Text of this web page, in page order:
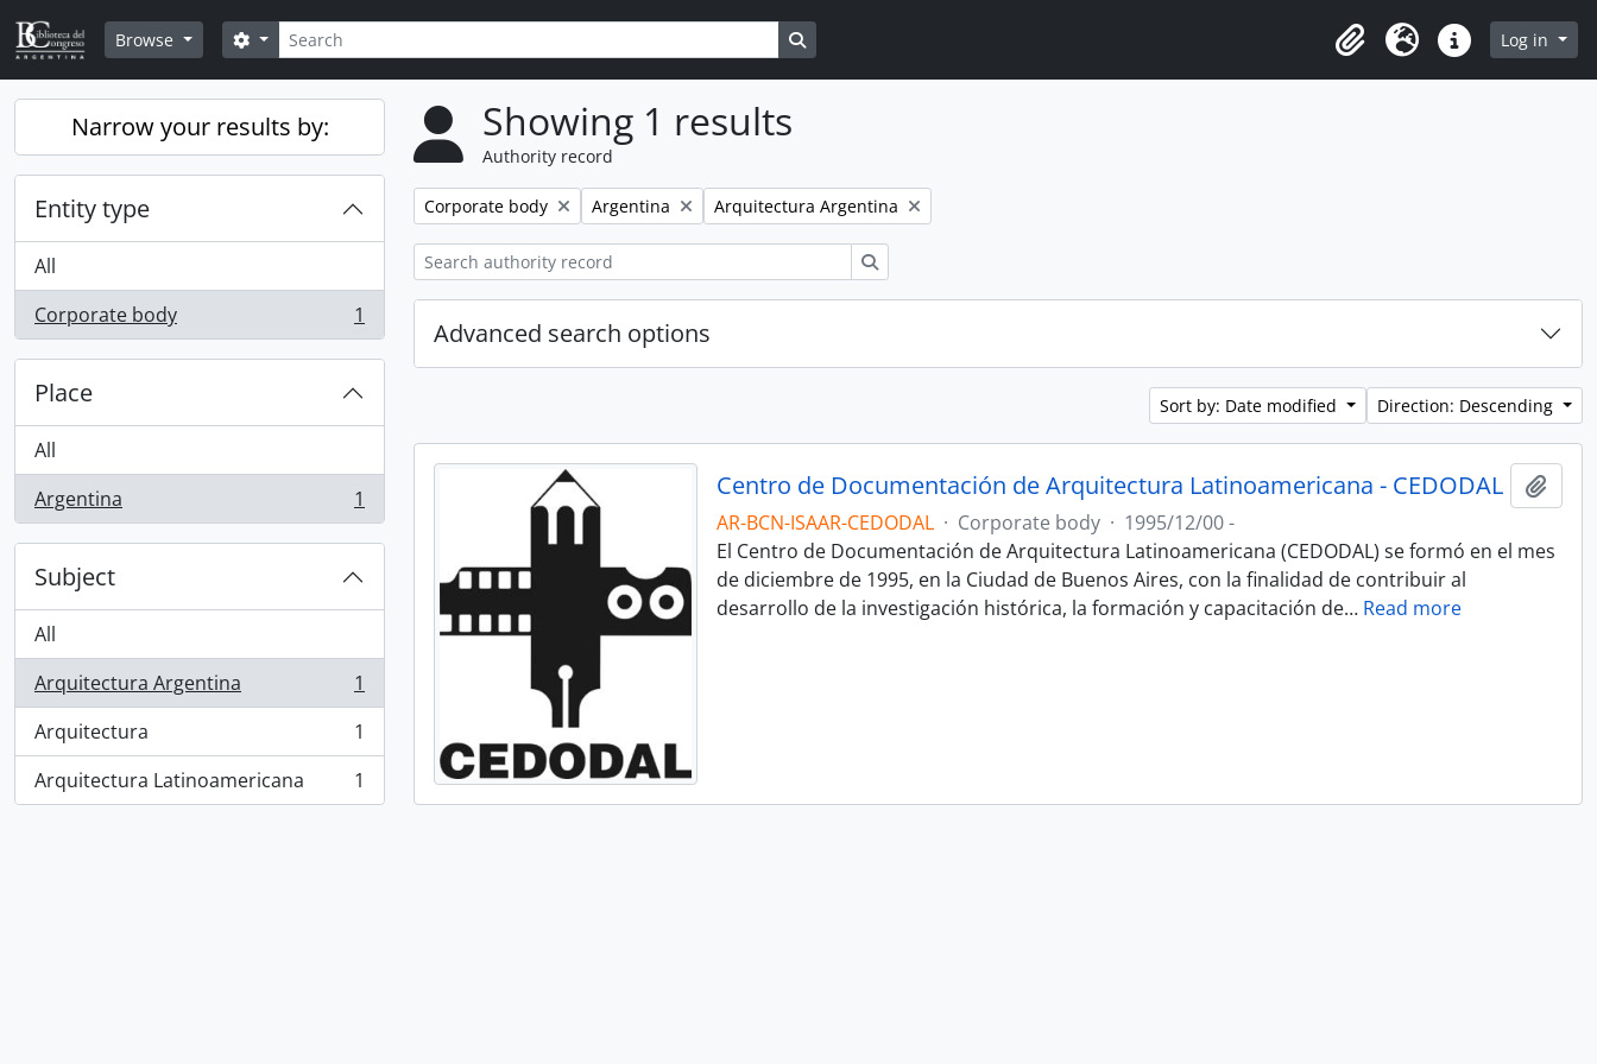
Skip to main content
Browse
Search
Search options
ClipboardLanguageQuick linksLog in
Narrow your results by:
Entity type
All
Corporate body
, 1 results 1
Place
All
Argentina
, 1 results 1
Subject
All
Arquitectura Argentina
, 1 results
1
Arquitectura
, 1 results
1
Arquitectura Latinoamericana
, 1 results 1
Showing 1 results
Authority record
Remove filter:
Corporate body Remove filter:
Argentina Remove filter:
Arquitectura Argentina
Advanced search options
Sort by: Date modified Direction: Descending
Centro de Documentación de Arquitectura Latinoamericana - CEDODAL
AR-BCN-ISAAR-CEDODAL · Corporate body · 1995/12/00 -
El Centro de Documentación de Arquitectura Latinoamericana (CEDODAL) se formó en el mes
de diciembre de 1995, en la Ciudad de Buenos Aires, con la finalidad de contribuir al
desarrollo de la investigación histórica, la formación y capacitación de… Read more